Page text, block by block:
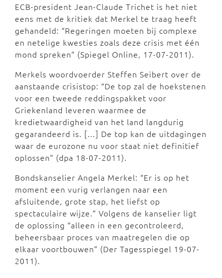
ECB-president Jean-Claude Trichet is het niet
eens met de kritiek dat Merkel te traag heeft
gehandeld: “Regeringen moeten bij complexe
en netelige kwesties zoals deze crisis met één
mond spreken” (Spiegel Online, 17-07-2011).
Merkels woordvoerder Steffen Seibert over de
aanstaande crisistop: “De top zal de hoekstenen
voor een tweede reddingspakket voor
Griekenland leveren waarmee de
kredietwaardigheid van het land langdurig
gegarandeerd is. […] De top kan de uitdagingen
waar de eurozone nu voor staat niet definitief
oplossen” (dpa 18-07-2011).
Bondskanselier Angela Merkel: “Er is op het
moment een vurig verlangen naar een
afsluitende, grote stap, het liefst op
spectaculaire wijze.” Volgens de kanselier ligt
de oplossing “alleen in een gecontroleerd,
beheersbaar proces van maatregelen die op
elkaar voortbouwen” (Der Tagesspiegel 19-07-
2011).